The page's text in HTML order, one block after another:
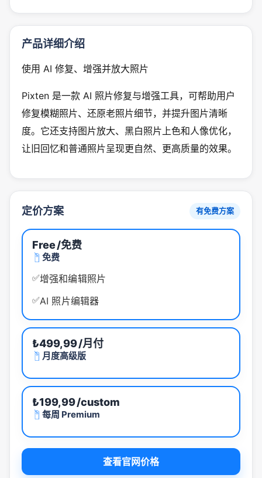
产品详细介绍
使用 AI 修复、增强并放大照片
Pixten 是一款 AI 照片修复与增强工具，可帮助用户
修复模糊照片、还原老照片细节，并提升图片清晰
度。它还支持图片放大、黑白照片上色和人像优化，
让旧回忆和普通照片呈现更自然、更高质量的效果。
定价方案 有免费方案
Free/免费
免费
✅增强和编辑照片
✅AI 照片编辑器
₺499,99/月付
月度高级版
₺199,99/custom
每周 Premium
查看官网价格